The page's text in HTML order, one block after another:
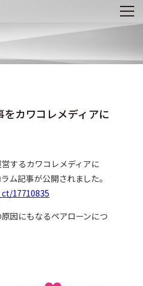
カワコレメディアに
するカワコレメディアに
ム記事が公開されました。
17710835
因にもなるペアローンにつ